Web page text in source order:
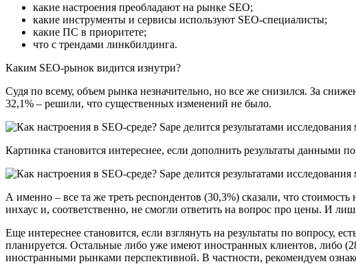
какие настроения преобладают на рынке SEO;
какие инструменты и сервисы используют SEO-специалисты;
какие ПС в приоритете;
что с трендами линкбилдинга.
Каким SEO-рынок видится изнутри?
Судя по всему, объем рынка незначительно, но все же снизился. За
32,1% – решили, что существенных изменений не было.
Картинка становится интереснее, если дополнить результаты данными
А именно – все та же треть респондентов (30,3%) сказали, что
инхаус и, соответственно, не смогли ответить на вопрос про цены. И
Еще интереснее становится, если взглянуть на результаты по
планируется. Остальные либо уже имеют иностранных клиентов, либо
иностранными рынками перспективной. В частности, рекомендуем